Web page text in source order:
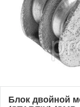
Блок двойной